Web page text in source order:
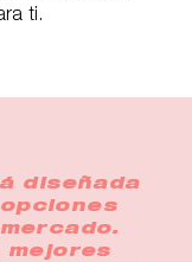
ti.
diseñada
mejores